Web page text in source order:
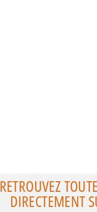
RETROUVEZ
DIRECTEMENT